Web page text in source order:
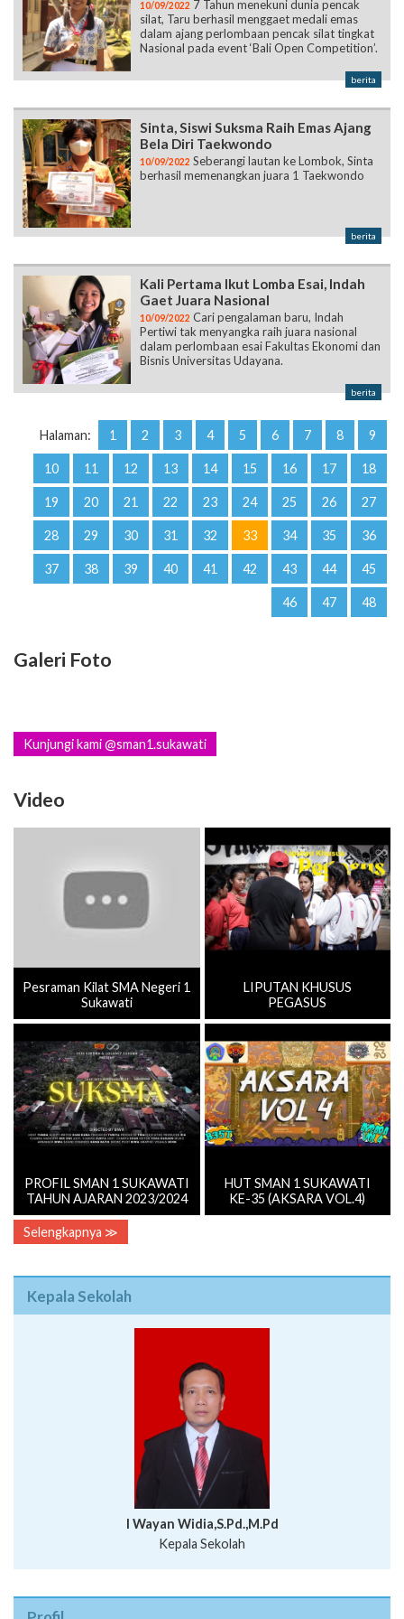
10/09/2022 7 Tahun menekuni dunia pencak
silat, Taru berhasil menggaet medali emas
dalam ajang perlombaan pencak silat tingkat
Nasional pada event ‘Bali Open Competition’.
berita
Sinta, Siswi Suksma Raih Emas Ajang
Bela Diri Taekwondo
10/09/2022 Seberangi lautan ke Lombok, Sinta
berhasil memenangkan juara 1 Taekwondo
berita
Kali Pertama Ikut Lomba Esai, Indah
Gaet Juara Nasional
10/09/2022 Cari pengalaman baru, Indah
Pertiwi tak menyangka raih juara nasional
dalam perlombaan esai Fakultas Ekonomi dan
Bisnis Universitas Udayana.
berita
Halaman: 1 2 3 4 5 6 7 8 9
10 11 12 13 14 15 16 17 18
19 20 21 22 23 24 25 26 27
28 29 30 31 32 33 34 35 36
37 38 39 40 41 42 43 44 45
46 47 48
Galeri Foto
Kunjungi kami @sman1.sukawati
Video
Pesraman Kilat SMA Negeri 1
Sukawati
LIPUTAN KHUSUS
PEGASUS
PROFIL SMAN 1 SUKAWATI
TAHUN AJARAN 2023/2024
HUT SMAN 1 SUKAWATI
KE-35 (AKSARA VOL.4)
Selengkapnya ≫
Kepala Sekolah
I Wayan Widia,S.Pd.,M.Pd
Kepala Sekolah